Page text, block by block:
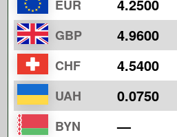
EUR 4.2500
GBP 4.9600
CHF 4.5400
UAH 0.0750
BYN —